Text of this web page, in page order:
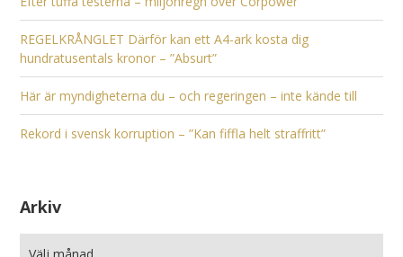
REGELKRÅNGLET Därför kan ett A4-ark kosta dig
hundratusentals kronor – ”Absurt”
Här är myndigheterna du – och regeringen – inte kände till
Rekord i svensk korruption – ”Kan fiffla helt straffritt”
Arkiv